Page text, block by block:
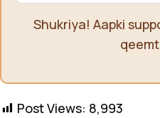
Shukriya! Aapki
Post Views: 8,993